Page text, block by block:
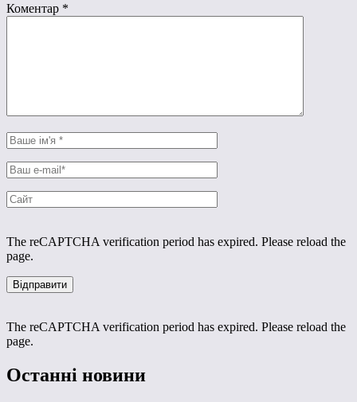
Коментар *
The reCAPTCHA verification period has expired. Please reload the
page.
The reCAPTCHA verification period has expired. Please reload the
page.
Останні новини